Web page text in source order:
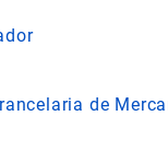
de